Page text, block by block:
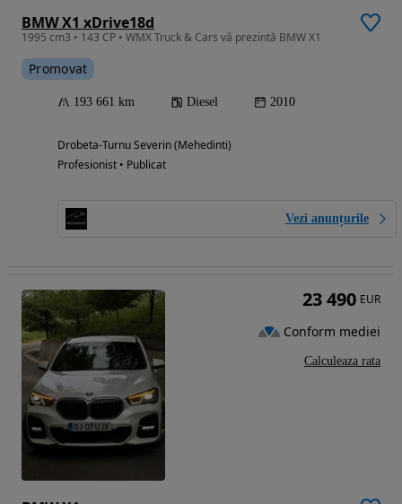
BMW X1 xDrive18d
1995 cm3 • 143 CP • WMX Truck & Cars vă prezintă BMW X1
Promovat
193 661 km Diesel 2010
Drobeta-Turnu Severin (Mehedinti)
Profesionist • Publicat
Vezi anunțurile
23 490 EUR
Conform mediei
Calculeaza rata